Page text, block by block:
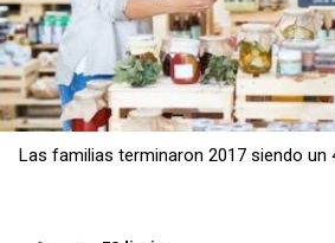
Las familias terminaron 2017 siendo un